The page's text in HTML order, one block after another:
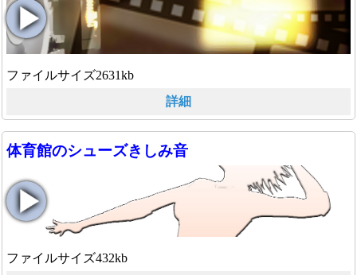
ファイルサイズ2631kb
詳細
体育館のシューズきしみ音
ファイルサイズ432kb